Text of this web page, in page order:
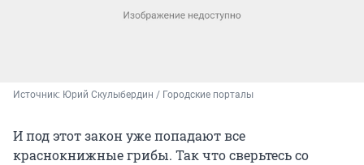
Источник: Юрий Скулыбердин / Городские порталы
И под этот закон уже попадают все
краснокнижные грибы. Так что сверьтесь со